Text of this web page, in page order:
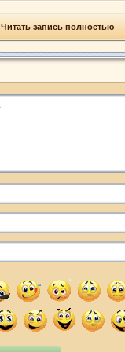
Читать запись полностью